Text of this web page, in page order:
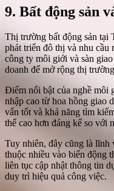
9. Bất động sản
Thị trường bất động sản tại
phát triển đô thị và nhu cầu
công ty môi giới và sàn
doanh để mở rộng thị
Điểm nổi bật của nghề môi
nhập cao từ hoa hồng giao
vấn tốt và khả năng tìm
thể cao hơn đáng kể so với
Tuy nhiên, đây cũng là lĩnh
thuộc nhiều vào biến động
liên tục cập nhật thông tin
duy trì hiệu quả công việc.